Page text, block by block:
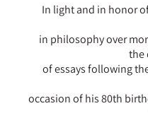
In light and in honor
in philosophy over
the
of essays following
occasion of his 80th